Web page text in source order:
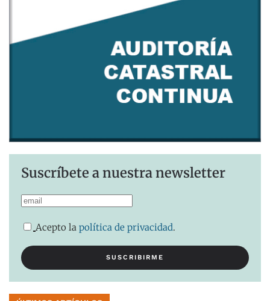
Suscríbete a nuestra newsletter
Acepto la política de privacidad.